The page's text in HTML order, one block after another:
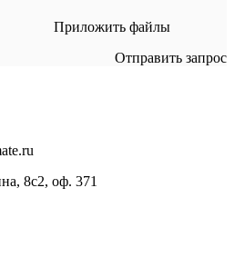
Приложить файлы
Отправить запрос
8с2, оф. 371